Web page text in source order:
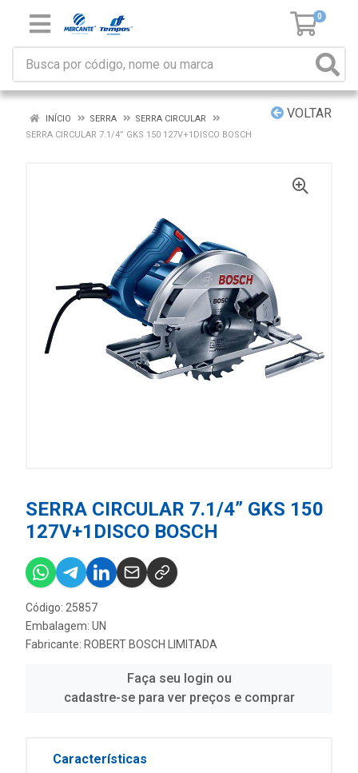
0
VOLTAR
INÍCIO SERRA
SERRA CIRCULAR
SERRA CIRCULAR 7.1/4” GKS 150 127V+1DISCO BOSCH
SERRA CIRCULAR 7.1/4” GKS 150
127V+1DISCO BOSCH
Código: 25857
Embalagem: UN
Fabricante: ROBERT BOSCH LIMITADA
Faça seu login ou
cadastre-se para ver preços e comprar
Características